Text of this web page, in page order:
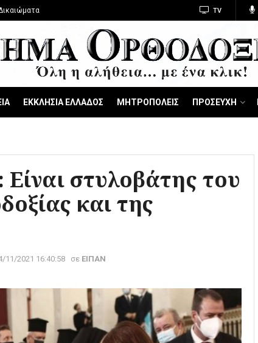
TV
ΕΚΚΛΗΣΙΑ ΕΛΛΑΔΟΣ ΜΗΤΡΟΠΟΛΕΙΣ ΠΡΟΣΕΥΧΗ
στυλοβάτης του
και της
11/2021 16:40:58 σε ΕΙΠΑΝ